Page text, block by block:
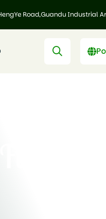
Road,Guandu Industrial
de